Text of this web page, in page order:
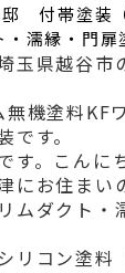
付帯塗装
濡縁・門扉
玉県越谷市
無機塗料KF
す。
す。こん
にお住まい
ムダクト・
リコン塗料